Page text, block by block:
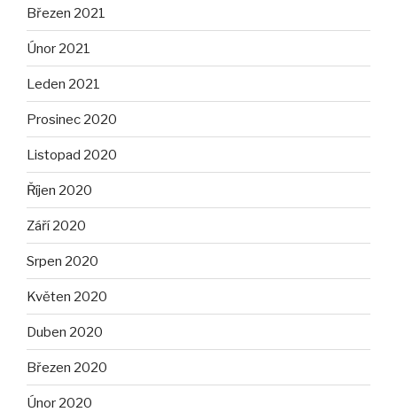
Březen 2021
Únor 2021
Leden 2021
Prosinec 2020
Listopad 2020
Říjen 2020
Září 2020
Srpen 2020
Květen 2020
Duben 2020
Březen 2020
Únor 2020